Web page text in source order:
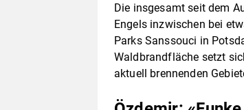
Die insgesamt seit dem
Engels inzwischen bei
Parks Sanssouci in
Waldbrandfläche setzt
aktuell brennenden